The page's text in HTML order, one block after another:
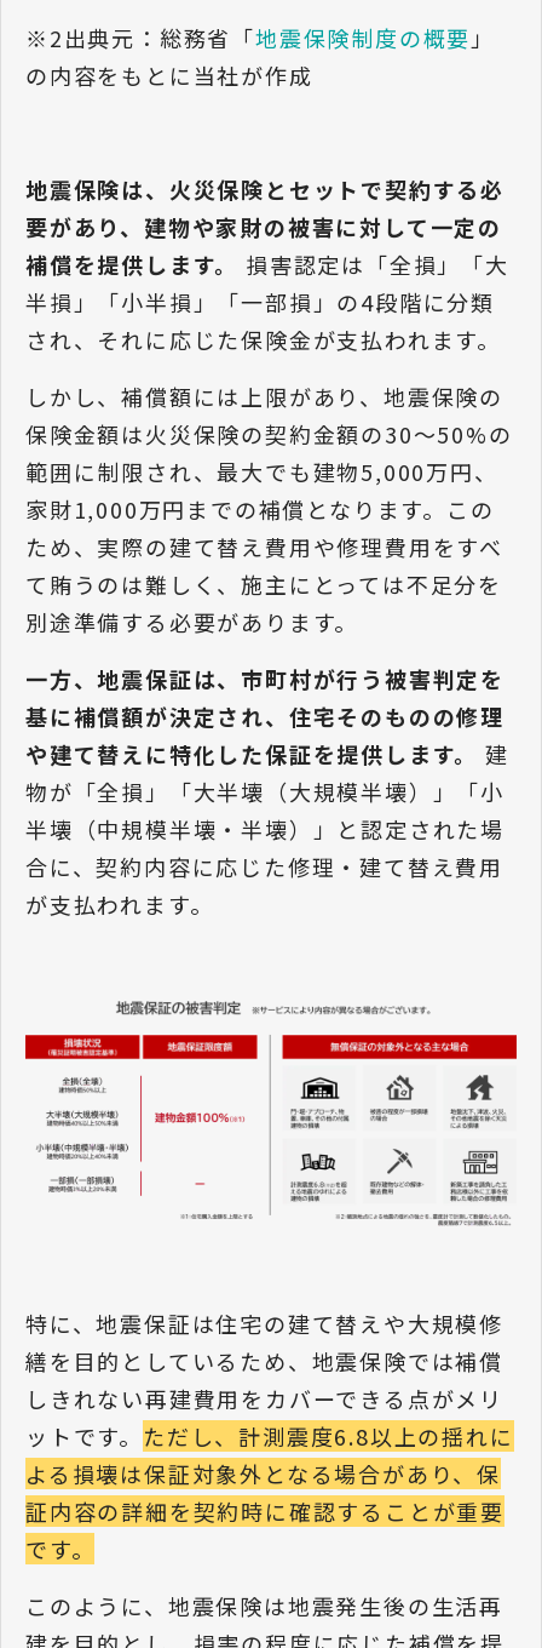
※2出典元：総務省「地震保険制度の概要」
の内容をもとに当社が作成
地震保険は、火災保険とセットで契約する必
要があり、建物や家財の被害に対して一定の
補償を提供します。
損害認定は「全損」「大
半損」「小半損」「一部損」の4段階に分類
され、それに応じた保険金が支払われます。
しかし、補償額には上限があり、地震保険の
保険金額は火災保険の契約金額の30～50%の
範囲に制限され、最大でも建物5,000万円、
家財1,000万円までの補償となります。この
ため、実際の建て替え費用や修理費用をすべ
て賄うのは難しく、施主にとっては不足分を
別途準備する必要があります。
一方、地震保証は、市町村が行う被害判定を
基に補償額が決定され、住宅そのものの修理
や建て替えに特化した保証を提供します。
建
物が「全損」「大半壊（大規模半壊）」「小
半壊（中規模半壊・半壊）」と認定された場
合に、契約内容に応じた修理・建て替え費用
が支払われます。
特に、地震保証は住宅の建て替えや大規模修
繕を目的としているため、地震保険では補償
しきれない再建費用をカバーできる点がメリ
ットです。 ただし、計測震度6.8以上の揺れに
よる損壊は保証対象外となる場合があり、保
証内容の詳細を契約時に確認することが重要
です。
このように、地震保険は地震発生後の生活再